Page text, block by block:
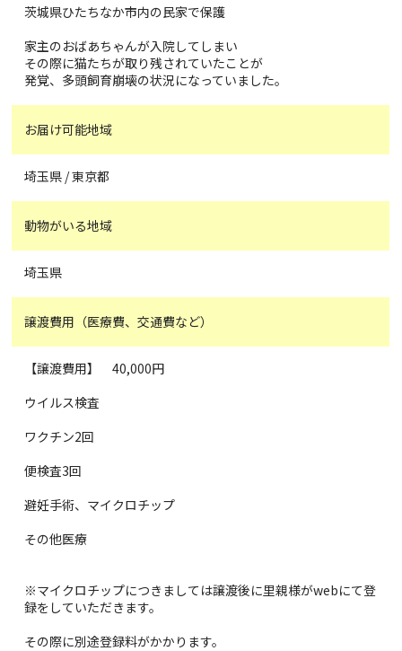
茨城県ひたちなか市内の民家で保護
家主のおばあちゃんが入院してしまい
その際に猫たちが取り残されていたことが
発覚、多頭飼育崩壊の状況になっていました。
お届け可能地域
埼玉県 / 東京都
動物がいる地域
埼玉県
譲渡費用（医療費、交通費など）
【譲渡費用】 40,000円
ウイルス検査
ワクチン2回
便検査3回
避妊手術、マイクロチップ
その他医療
※マイクロチップにつきましては譲渡後に里親様がwebにて登
録をしていただきます。
その際に別途登録料がかかります。